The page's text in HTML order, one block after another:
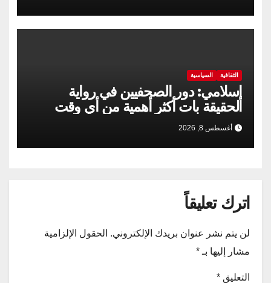
الثقافية السياسية
إسلامي: دور الصحفيين في رواية
الحقيقة بات أكثر أهمية من أي وقت
مضى
أغسطس 8, 2026
اترك تعليقاً
لن يتم نشر عنوان بريدك الإلكتروني. الحقول الإلزامية
مشار إليها بـ *
التعليق *